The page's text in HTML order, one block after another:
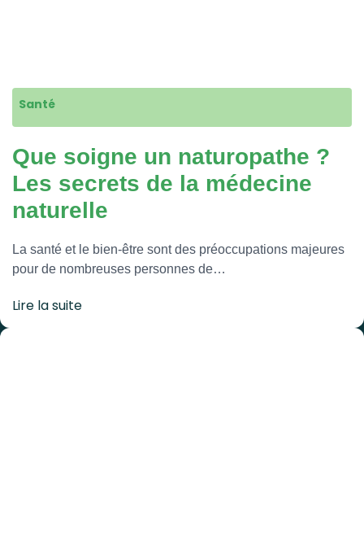
Santé
Que soigne un naturopathe ?
Les secrets de la médecine
naturelle
La santé et le bien-être sont des préoccupations majeures
pour de nombreuses personnes de…
Lire la suite